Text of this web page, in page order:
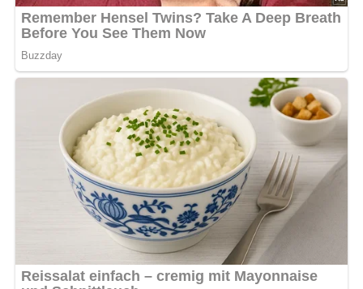
besten ein kleines Ton- oder Keramikgefäß. Man kann das
Schaschlikfleisch drei bis vier Tage in der Marinade
Den Reis kocht man in leichtem Salzwasser körnig,
schwitzt ihn in „Marina“ (DDR-Tafelmargarine) trocken an
und gibt das Tomatenmark oder die entsprechende
Menge frische Tomatenwürfel (ohne Kerngehäuse) und
Schale darunter.
Das gut marinierte und abgetropfte Schaschlikfleisch wird
nach Sorten abwechselnd zusammen mit dünnen
Speckscheiben und rohen Zwiebelringen auf
Holzstäbchen gespießt und in Schmalz oder Öl saftig
Die fertig gebratenen Schaschliks werden auf dem
Tomatenreissockel angerichtet. in das Bratfett gibt man